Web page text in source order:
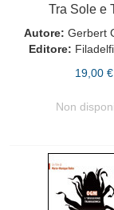
Tra Sole e
Autore: Gerbert
Editore:
19,00 €
Non